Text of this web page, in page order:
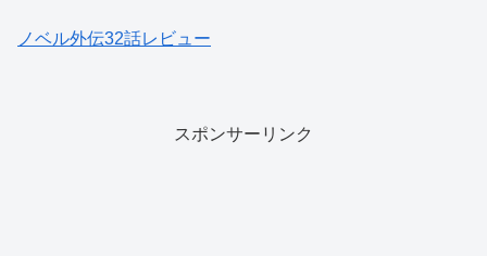
ノベル外伝32話レビュー
スポンサーリンク